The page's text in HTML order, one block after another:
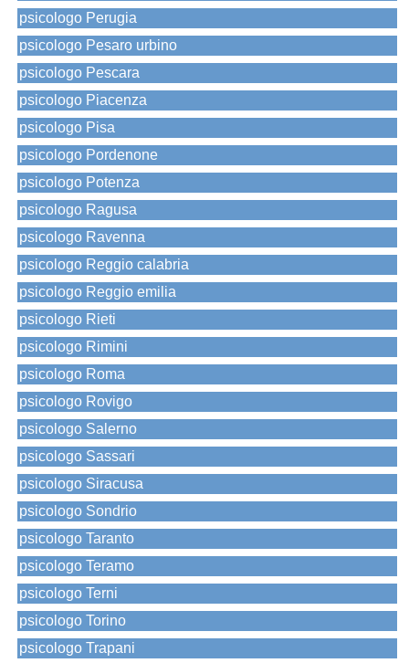
psicologo Perugia
psicologo Pesaro urbino
psicologo Pescara
psicologo Piacenza
psicologo Pisa
psicologo Pordenone
psicologo Potenza
psicologo Ragusa
psicologo Ravenna
psicologo Reggio calabria
psicologo Reggio emilia
psicologo Rieti
psicologo Rimini
psicologo Roma
psicologo Rovigo
psicologo Salerno
psicologo Sassari
psicologo Siracusa
psicologo Sondrio
psicologo Taranto
psicologo Teramo
psicologo Terni
psicologo Torino
psicologo Trapani